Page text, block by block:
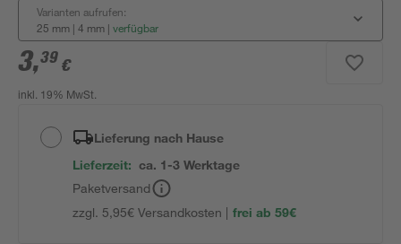
Varianten aufrufen:
25 mm | 4 mm | verfügbar
3,39 €
inkl. 19% MwSt.
Lieferung nach Hause
Lieferzeit: ca. 1-3 Werktage
Paketversand
zzgl. 5,95€ Versandkosten | frei ab 59€